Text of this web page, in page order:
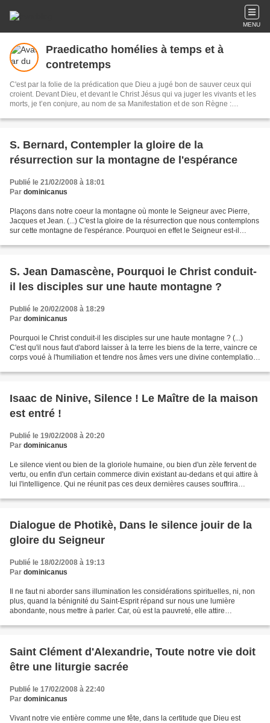
MENU
Praedicatho homélies à temps et à
contretemps
C'est par la folie de la prédication que Dieu a jugé bon de sauver ceux qui
croient. Devant Dieu, et devant le Christ Jésus qui va juger les vivants et les
morts, je t’en conjure, au nom de sa Manifestation et de son Règne :
des reproches, encourage, toujours avec patience et souci d’instruire. Crédit
S. Bernard, Contempler la gloire de la
résurrection sur la montagne de l'espérance
Publié le 21/02/2008 à 18:01
Par dominicanus
Plaçons dans notre coeur la montagne où monte le Seigneur avec Pierre,
Jacques et Jean. (...) C'est la gloire de la résurrection que nous contemplons
sur cette montagne de l'espérance. Pourquoi en effet le Seigneur est-il
S. Jean Damascène, Pourquoi le Christ conduit-
il les disciples sur une haute montagne ?
Publié le 20/02/2008 à 18:29
Par dominicanus
Pourquoi le Christ conduit-il les disciples sur une haute montagne ? (...)
C'est qu'il nous faut d'abord laisser à la terre les biens de la terre, vaincre ce
corps voué à l'humiliation et tendre nos âmes vers une divine contemplation,
Isaac de Ninive, Silence ! Le Maître de la maison
est entré !
Publié le 19/02/2008 à 20:20
Par dominicanus
Le silence vient ou bien de la gloriole humaine, ou bien d'un zèle fervent de
vertu, ou enfin d'un certain commerce divin existant au-dedans et qui attire à
lui l'intelligence. Qui ne réunit pas ces deux dernières causes souffrira
Dialogue de Photikè, Dans le silence jouir de la
gloire du Seigneur
Publié le 18/02/2008 à 19:13
Par dominicanus
Il ne faut ni aborder sans illumination les considérations spirituelles, ni, non
plus, quand la bénignité du Saint-Esprit répand sur nous une lumière
abondante, nous mettre à parler. Car, où est la pauvreté, elle attire
Saint Clément d'Alexandrie, Toute notre vie doit
être une liturgie sacrée
Publié le 17/02/2008 à 22:40
Par dominicanus
Vivant notre vie entière comme une fête, dans la certitude que Dieu est